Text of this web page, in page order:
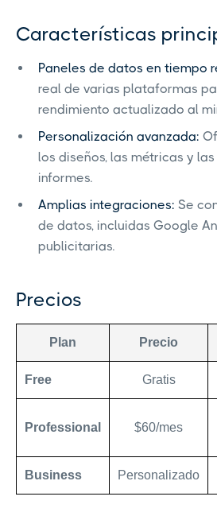
Características
Paneles de datos en tiempo
real de varias plataformas
rendimiento actualizado al
Personalización avanzada:
los diseños, las métricas y
informes.
Amplias integraciones: Se
de datos, incluidas Google
publicitarias.
Precios
Plan Precio
Free Gratis
Professional $60/mes
Business Personalizado